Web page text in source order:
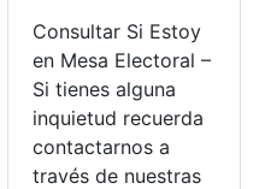
Consultar Si Estoy
en Mesa Electoral –
Si tienes alguna
inquietud recuerda
contactarnos a
través de nuestras